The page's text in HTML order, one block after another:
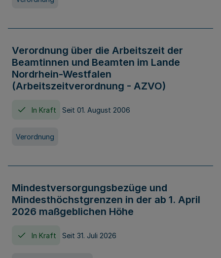
Verordnung über die Arbeitszeit der
Beamtinnen und Beamten im Lande
Nordrhein-Westfalen
(Arbeitszeitverordnung - AZVO)
In Kraft Seit 01. August 2006
Verordnung
Mindestversorgungsbezüge und
Mindesthöchstgrenzen in der ab 1. April
2026 maßgeblichen Höhe
In Kraft Seit 31. Juli 2026